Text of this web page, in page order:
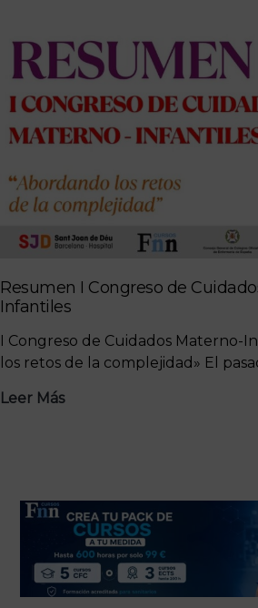
Nacional
de
Cuidados
de
Enfermería
Hospitalización:
un
encuentro
que
el
futuro
los
cuidados
Resumen I Congreso de
Infantiles
I Congreso de Cuidados Materno-
los retos de la complejidad» El
Leer MásResumen
Materno-
Infantiles